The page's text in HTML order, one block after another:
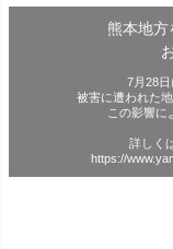
熊本地方
7月28日
被害に遭われた
この影響に
詳しく
https://